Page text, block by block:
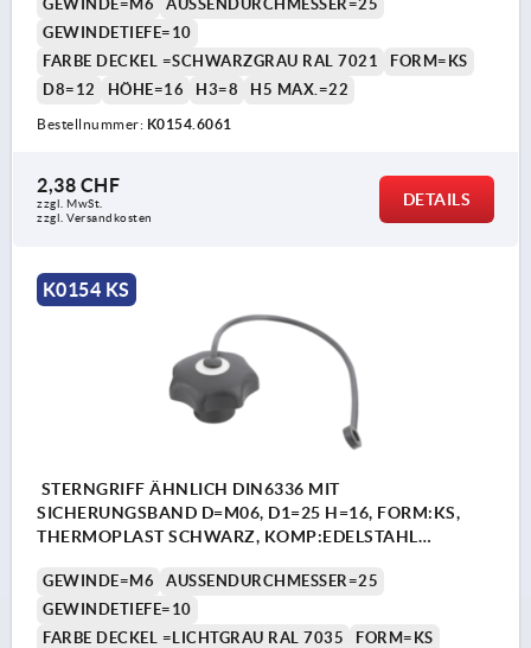
GEWINDE=M6
AUSSENDURCHMESSER=25
GEWINDETIEFE=10
FARBE DECKEL =SCHWARZGRAU RAL 7021
FORM=KS
D8=12
HÖHE=16 H3=8 H5 MAX.=22
Bestellnummer: K0154.6061
2,38 CHF
zzgl. MwSt.
zzgl. Versandkosten
DETAILS
K0154 KS
STERNGRIFF ÄHNLICH DIN6336 MIT
SICHERUNGSBAND D=M06, D1=25 H=16, FORM:KS,
THERMOPLAST SCHWARZ, KOMP:EDELSTAHL
GEWINDE=M6
AUSSENDURCHMESSER=25
GEWINDETIEFE=10
FARBE DECKEL =LICHTGRAU RAL 7035
FORM=KS